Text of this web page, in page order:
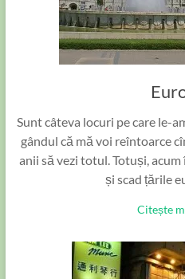
Sunt câteva locuri pe care le-
gândul că mă voi reîntoarce
anii să vezi totul. Totuși,
și scad țările
Citește